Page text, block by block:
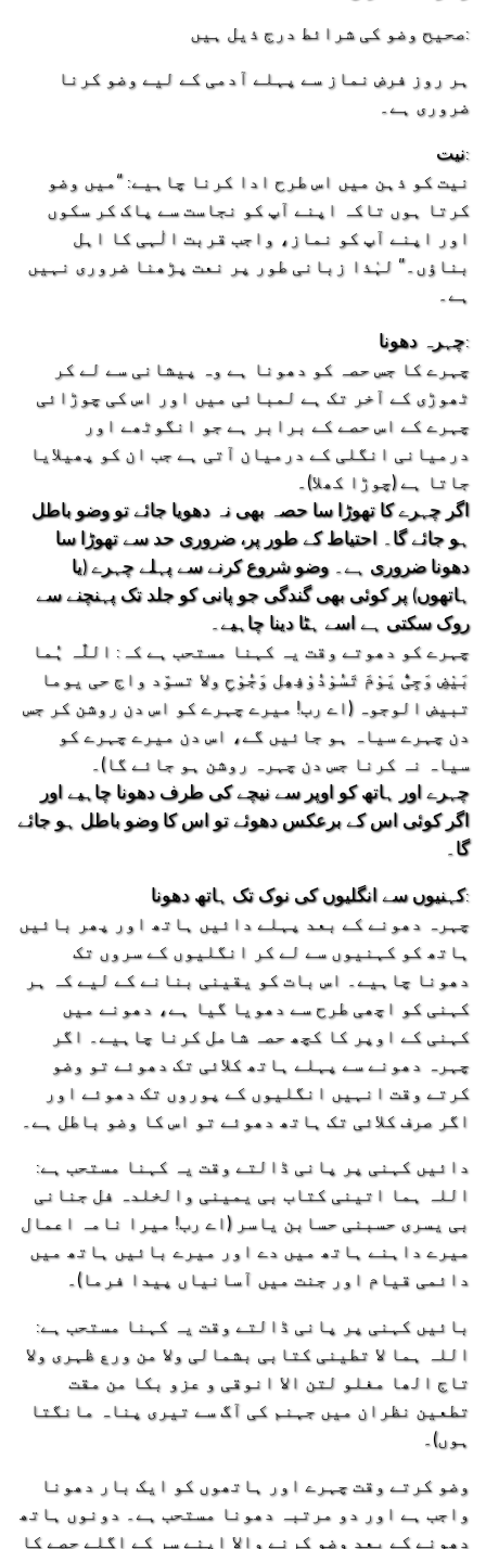
صحیح وضو کی شرائط درج ذیل ہیں:
ہر روز فرض نماز سے پہلے آدمی کے لیے وضو کرنا
ضروری ہے۔
نیت:
نیت کو ذہن میں اس طرح ادا کرنا چاہیے: “میں وضو
کرتا ہوں تاکہ اپنے آپ کو نجاست سے پاک کر سکوں
اور اپنے آپ کو نماز، واجب قربت الٰہی کا اہل
بناؤں۔” لہٰذا زبانی طور پر نعت پڑھنا ضروری نہیں
ہے۔
چہرہ دھونا:
چہرے کا جس حصہ کو دھونا ہے وہ پیشانی سے لے کر
ٹھوڑی کے آخر تک ہے لمبائی میں اور اس کی چوڑائی
چہرے کے اس حصے کے برابر ہے جو انگوٹھے اور
درمیانی انگلی کے درمیان آتی ہے جب ان کو پھیلایا
جاتا ہے (چوڑا کھلا)۔
اگر چہرے کا تھوڑا سا حصہ بھی نہ دھویا جائے تو وضو باطل
ہو جائے گا۔ احتیاط کے طور پر، ضروری حد سے تھوڑا سا
دھونا ضروری ہے۔ وضو شروع کرنے سے پہلے چہرے (یا
ہاتھوں) پر کوئی بھی گندگی جو پانی کو جلد تک پہنچنے سے
روک سکتی ہے اسے ہٹا دینا چاہیے۔
چہرے کو دھوتے وقت یہ کہنا مستحب ہے کہ: اللّٰہ ہُما
بَیْضِ وَجِیُّ یَوْمَ تَسُوْدُوْفِھِل وَجُوْحِ ولا تسوّد واج حی یوما
تبیض الوجوہ (اے رب! میرے چہرے کو اس دن روشن کر جس
دن چہرے سیاہ ہو جائیں گے، اس دن میرے چہرے کو
سیاہ نہ کرنا جس دن چہرہ روشن ہو جائے گا)۔
چہرے اور ہاتھ کو اوپر سے نیچے کی طرف دھونا چاہیے اور
اگر کوئی اس کے برعکس دھوئے تو اس کا وضو باطل ہو جائے
گا۔
کہنیوں سے انگلیوں کی نوک تک ہاتھ دھونا:
چہرہ دھونے کے بعد پہلے دائیں ہاتھ اور پھر بائیں
ہاتھ کو کہنیوں سے لے کر انگلیوں کے سروں تک
دھونا چاہیے۔ اس بات کو یقینی بنانے کے لیے کہ ہر
کہنی کو اچھی طرح سے دھویا گیا ہے، دھونے میں
کہنی کے اوپر کا کچھ حصہ شامل کرنا چاہیے۔ اگر
چہرہ دھونے سے پہلے ہاتھ کلائی تک دھوئے تو وضو
کرتے وقت انہیں انگلیوں کے پوروں تک دھوئے اور
اگر صرف کلائی تک ہاتھ دھوئے تو اس کا وضو باطل ہے۔
دائیں کہنی پر پانی ڈالتے وقت یہ کہنا مستحب ہے:
اللہ ہما اتینی کتاب بی یمینی والخلدہ فل جنانی
بی یسری حسبنی حسابن یاسر (اے رب! میرا نامہ اعمال
میرے داہنے ہاتھ میں دے اور میرے بائیں ہاتھ میں
دائمی قیام اور جنت میں آسانیاں پیدا فرما)۔
بائیں کہنی پر پانی ڈالتے وقت یہ کہنا مستحب ہے:
اللہ ہما لا تطینی کتابی بشمالی ولا من ورع ظہری ولا
تاج الھا مغلو لتن الا انوقی و عزو بکا من مقت
تطعین نظران میں جہنم کی آگ سے تیری پناہ مانگتا
ہوں)۔
وضو کرتے وقت چہرے اور ہاتھوں کو ایک بار دھونا
واجب ہے اور دو مرتبہ دھونا مستحب ہے۔ دونوں ہاتھ
دھونے کے بعد وضو کرنے والا اپنے سر کے اگلے حصے کا